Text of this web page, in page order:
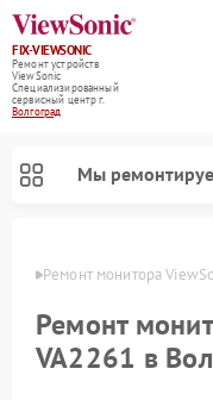
FIX-VIEWSONIC
Ремонт устройств
ViewSonic
Специализированный
cервисный центр г.
Волгоград
Мы
Ремонт монитора
Ремонт
VA2261 в